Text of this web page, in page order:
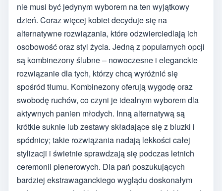
nie musi być jedynym wyborem na ten wyjątkowy
dzień. Coraz więcej kobiet decyduje się na
alternatywne rozwiązania, które odzwierciedlają ich
osobowość oraz styl życia. Jedną z popularnych opcji
są kombinezony ślubne – nowoczesne i eleganckie
rozwiązanie dla tych, którzy chcą wyróżnić się
spośród tłumu. Kombinezony oferują wygodę oraz
swobodę ruchów, co czyni je idealnym wyborem dla
aktywnych panien młodych. Inną alternatywą są
krótkie suknie lub zestawy składające się z bluzki i
spódnicy; takie rozwiązania nadają lekkości całej
stylizacji i świetnie sprawdzają się podczas letnich
ceremonii plenerowych. Dla pań poszukujących
bardziej ekstrawaganckiego wyglądu doskonałym